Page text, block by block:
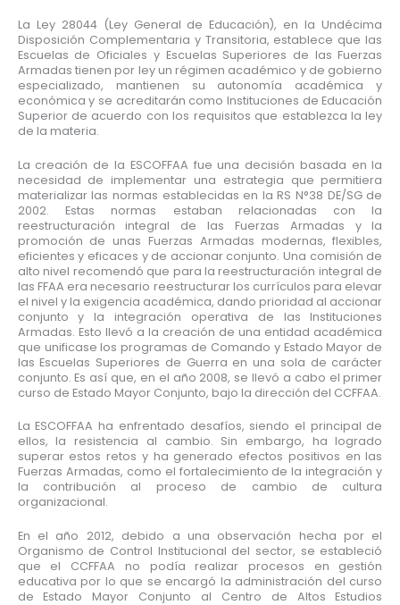
La Ley 28044 (Ley General de Educación), en la Undécima
Disposición Complementaria y Transitoria, establece que las
Escuelas de Oficiales y Escuelas Superiores de las Fuerzas
Armadas tienen por ley un régimen académico y de gobierno
especializado, mantienen su autonomía académica y
económica y se acreditarán como Instituciones de Educación
Superior de acuerdo con los requisitos que establezca la ley
de la materia.
La creación de la ESCOFFAA fue una decisión basada en la
necesidad de implementar una estrategia que permitiera
materializar las normas establecidas en la RS N°38 DE/SG de
2002. Estas normas estaban relacionadas con la
reestructuración integral de las Fuerzas Armadas y la
promoción de unas Fuerzas Armadas modernas, flexibles,
eficientes y eficaces y de accionar conjunto. Una comisión de
alto nivel recomendó que para la reestructuración integral de
las FFAA era necesario reestructurar los currículos para elevar
el nivel y la exigencia académica, dando prioridad al accionar
conjunto y la integración operativa de las Instituciones
Armadas. Esto llevó a la creación de una entidad académica
que unificase los programas de Comando y Estado Mayor de
las Escuelas Superiores de Guerra en una sola de carácter
conjunto. Es así que, en el año 2008, se llevó a cabo el primer
curso de Estado Mayor Conjunto, bajo la dirección del CCFFAA.
La ESCOFFAA ha enfrentado desafíos, siendo el principal de
ellos, la resistencia al cambio. Sin embargo, ha logrado
superar estos retos y ha generado efectos positivos en las
Fuerzas Armadas, como el fortalecimiento de la integración y
la contribución al proceso de cambio de cultura
organizacional.
En el año 2012, debido a una observación hecha por el
Organismo de Control Institucional del sector, se estableció
que el CCFFAA no podía realizar procesos en gestión
educativa por lo que se encargó la administración del curso
de Estado Mayor Conjunto al Centro de Altos Estudios